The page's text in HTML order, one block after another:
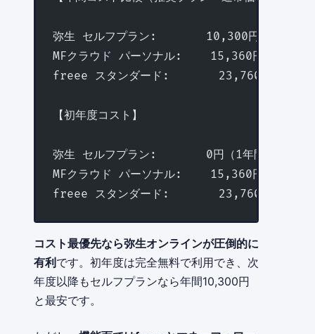
弥生 セルフプラン:       10,300円/年（初年
MFクラウド パーソナル:    15,360円/年
freee スタンダード:       23,760円/年
【初年度コスト】
弥生 セルフプラン:       0円（1年間無料）
MFクラウド パーソナル:    15,360円/年
freee スタンダード:       23,760円/年
コスト最優先なら弥生オンラインが圧倒的に
有利 です。初年度は完全無料で利用でき、次
年度以降もセルフプランなら年間10,300円
と最安です。